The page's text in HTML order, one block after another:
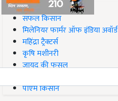
#Top on Krishi Jagran
सफल किसान
मिलेनियर फार्मर ऑफ इंडिया अवॉर्ड
महिंद्रा ट्रैक्टर्स
कृषि मशीनरी
जायद की फसल
पीएम किसान